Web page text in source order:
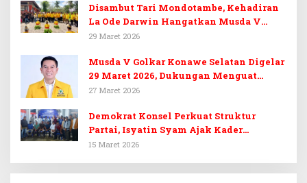
Disambut Tari Mondotambe, Kehadiran
La Ode Darwin Hangatkan Musda V
Golkar Konsel
29 Maret 2026
Musda V Golkar Konawe Selatan Digelar
29 Maret 2026, Dukungan Menguat
untuk Irham Kalenggo
27 Maret 2026
Demokrat Konsel Perkuat Struktur
Partai, Isyatin Syam Ajak Kader
Kembalikan Kejayaan
15 Maret 2026